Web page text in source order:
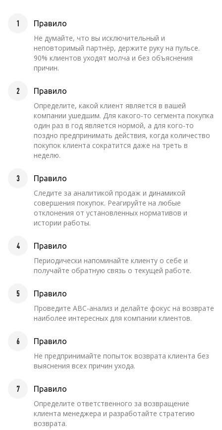
1 Правило
Не думайте, что вы исключительный и
неповторимый партнёр, держите руку на пульсе.
90% клиентов уходят молча и без объяснения
причин.
2 Правило
Определите, какой клиент является в вашей
компании ушедшим. Для какого-то сегмента покупка
один раз в год является нормой, а для кого-то
поздно предпринимать действия, когда количество
покупок клиента сократится даже на треть в
неделю.
3 Правило
Следите за аналитикой продаж и динамикой
совершения покупок. Реагируйте на любые
отклонения от установленных нормативов и
истории работы.
4 Правило
Периодически напоминайте клиенту о себе и
получайте обратную связь о текущей работе.
5 Правило
Проведите ABC-анализ и делайте фокус на возврате
наиболее интересных для компании клиентов.
6 Правило
Не предпринимайте попыток возврата клиента без
выяснения всех причин ухода.
7 Правило
Определите ответственного за возвращение
клиента менеджера и разработайте стратегию
возврата.